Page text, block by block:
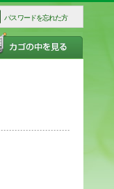
パスワードを忘れた方